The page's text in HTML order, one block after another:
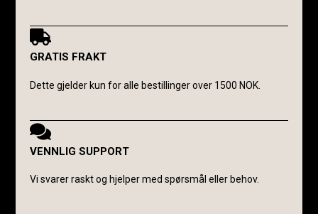
GRATIS FRAKT
Dette gjelder kun for alle bestillinger over 1500 NOK.
VENNLIG SUPPORT
Vi svarer raskt og hjelper med spørsmål eller behov.